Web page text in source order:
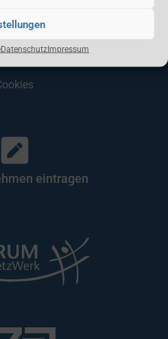
DatenschutzImpressum
eintragen